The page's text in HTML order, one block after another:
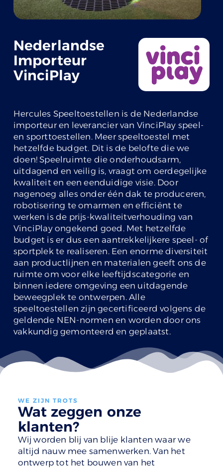
Nederlandse
Importeur
VinciPlay
Hercules Speeltoestellen is de Nederlandse
importeur en leverancier van VinciPlay speel-
en sporttoestellen. Meer speeltoestel met
hetzelfde budget. Dit is de belofte die we
doen! Speelruimte die onderhoudsarm,
uitdagend en veilig is, vraagt om oerdegelijke
kwaliteit en een eenduidige visie. Door
nagenoeg alles onder één dak te produceren,
robotisering te omarmen en efficiënt te
werken is de prijs-kwaliteitverhouding van
VinciPlay ongekend goed. Met hetzelfde
budget is er dus een aantrekkelijkere speel- of
sportplek te realiseren. Een enorme diversiteit
aan productlijnen en materialen geeft ons de
ruimte om voor elke leeftijdscategorie en
binnen iedere omgeving een uitdagende
beweegplek te ontwerpen. Alle
speeltoestellen zijn gecertificeerd volgens de
geldende NEN-normen en worden door ons
vakkundig gemonteerd en geplaatst.
WE ZIJN TROTS
Wat zeggen onze
klanten?
Wij worden blij van blije klanten waar we
altijd nauw mee samenwerken. Van het
ontwerp tot het bouwen van het